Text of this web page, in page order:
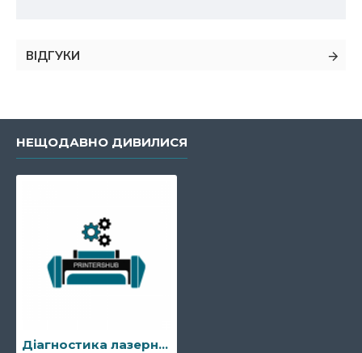
ВІДГУКИ
НЕЩОДАВНО ДИВИЛИСЯ
Діагностика лазерного принтера